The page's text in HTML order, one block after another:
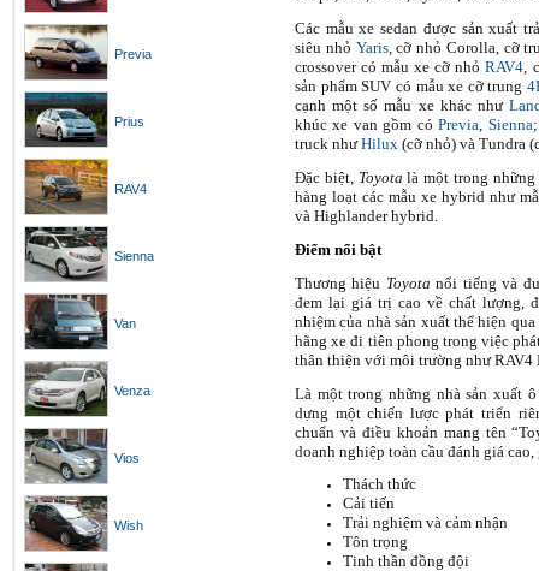
Previa
Prius
RAV4
Sienna
Van
Venza
Vios
Wish
Các mẫu xe sedan được sản xuất
siêu nhỏ Yaris, cỡ nhỏ Corolla, cỡ
crossover có mẫu xe cỡ nhỏRAV4,
sản phẩm SUV có mẫu xe cỡ trung
cạnh một số mẫu xe khác như
khúc xe van gồm cóPrevia, Sienna
truck nhưHilux (cỡ nhỏ) và Tundra
Đặc biệt, Toyotalà một trong
hàng loạt các mẫu xe hybrid như
và Highlander hybrid.
Điểm nổi bật
Thương hiệu Toyota nổi tiếng và
đem lại giá trị cao về chất lượng,
nhiệm của nhà sản xuất thể hiện
hãng xe đi tiên phong trong việc
thân thiện với môi trường như RAV4
Là một trong những nhà sản xuất
dựng một chiến lược phát triển
chuẩn và điều khoản mang tên
doanh nghiệp toàn cầu đánh giá
Thách thức
Cải tiến
Trải nghiệm và cảm nhận
Tôn trọng
Tinh thần đồng đội